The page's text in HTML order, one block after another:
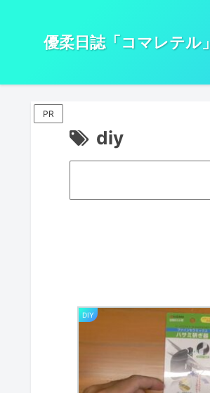
優柔日誌「コマレテル」
PR
diy
DIY